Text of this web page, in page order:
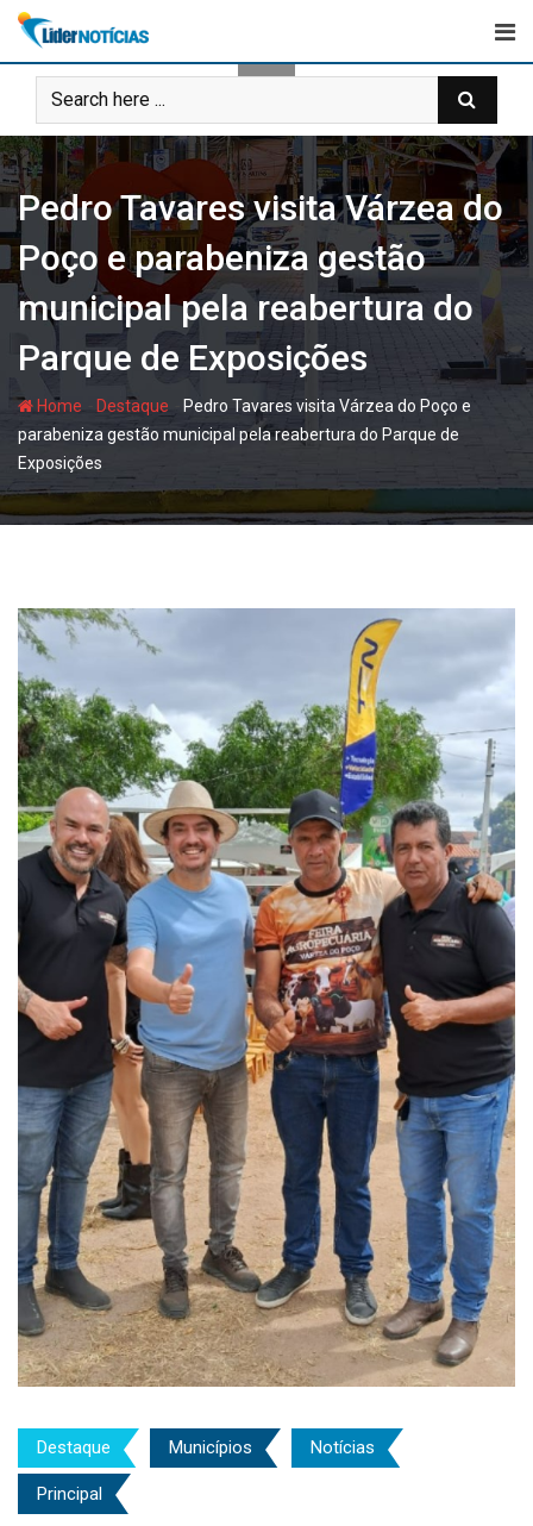
Skip
content
Pedro Tavares visita Várzea do
Poço e parabeniza gestão
municipal pela reabertura do
Parque de Exposições
Home - Destaque - Pedro Tavares visita Várzea do Poço e
parabeniza gestão municipal pela reabertura do Parque de
Exposições
Destaque Municípios Notícias
Principal